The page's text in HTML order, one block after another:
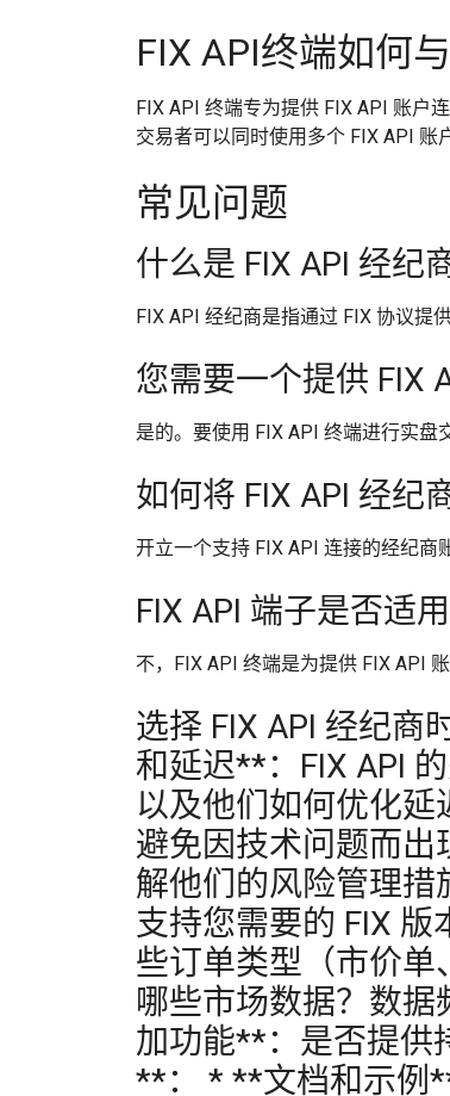
FIX API终端如何
FIX API 终端专为提供 FIX API 账户
交易者可以同时使用多个 FIX API
常见问题
什么是 FIX API 经纪
FIX API 经纪商是指通过 FIX 协议提
您需要一个提供 FIX
是的。要使用 FIX API 终端进行实盘
如何将 FIX API 经纪
开立一个支持 FIX API 连接的经纪商
FIX API 端子是否适
不，FIX API 终端是为提供 FIX API
选择 FIX API 经纪
和延迟**：FIX API
以及他们如何优化
避免因技术问题而
解他们的风险管理
支持您需要的 FIX
些订单类型（市价
哪些市场数据？数
加功能**：是否提供
**： * **文档和示例